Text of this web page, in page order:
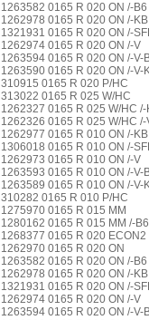
1263582 0165 R 020 ON /-B6
1262978 0165 R 020 ON /-
1321931 0165 R 020 ON /-
1262974 0165 R 020 ON /-V
1263594 0165 R 020 ON /-V-
1263590 0165 R 020 ON /-V-
310915 0165 R 020 P/HC
313022 0165 R 025 W/HC
1262327 0165 R 025 W/HC
1262326 0165 R 025 W/HC
1262977 0165 R 010 ON /-
1306018 0165 R 010 ON /-
1262973 0165 R 010 ON /-V
1263593 0165 R 010 ON /-V-
1263589 0165 R 010 ON /-V-
310282 0165 R 010 P/HC
1275970 0165 R 015 MM
1280162 0165 R 015 MM /-
1268377 0165 R 020 ECON2
1262970 0165 R 020 ON
1263582 0165 R 020 ON /-B6
1262978 0165 R 020 ON /-
1321931 0165 R 020 ON /-
1262974 0165 R 020 ON /-V
1263594 0165 R 020 ON /-V-